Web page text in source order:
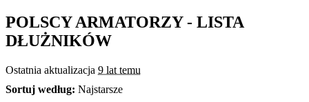
POLSCY ARMATORZY - LISTA
DŁUŻNIKÓW
Ostatnia aktualizacja 9 lat temu
Sortuj według: Najstarsze